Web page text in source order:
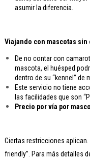
asumir la diferencia.
Viajando con mascotas sin
De no contar con
mascota, el huésped
dentro de su “kennel” de
Este servicio no tiene
las facilidades que son
Precio por vía por
Ciertas restricciones
friendly”. Para más detalles